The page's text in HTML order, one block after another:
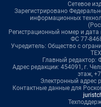
Сетевое
Зарегистрировано
информационных
Регистрационный номер и
ФС 77-
Учредитель: Общество с
Главный редактор:
Адрес редакции: 454091, г.
этаж,
Электронный адрес
Контактные данные для